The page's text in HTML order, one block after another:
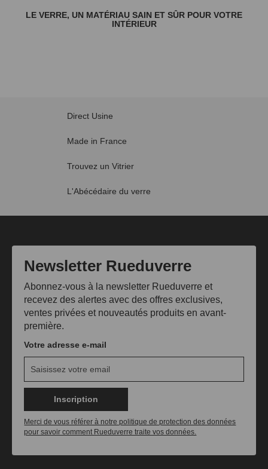
LE VERRE, UN MATÉRIAU SAIN ET SÛR POUR VOTRE
INTÉRIEUR
Direct Usine
Made in France
Trouvez un Vitrier
L'Abécédaire du verre
Newsletter Rueduverre
Abonnez-vous à la newsletter Rueduverre et
recevez des alertes avec des offres exclusives,
ventes privées et nouveautés produits en avant-
première.
Votre adresse e-mail
Inscription
Merci de vous référer à notre politique de protection des données
pour savoir comment Rueduverre traite vos données.